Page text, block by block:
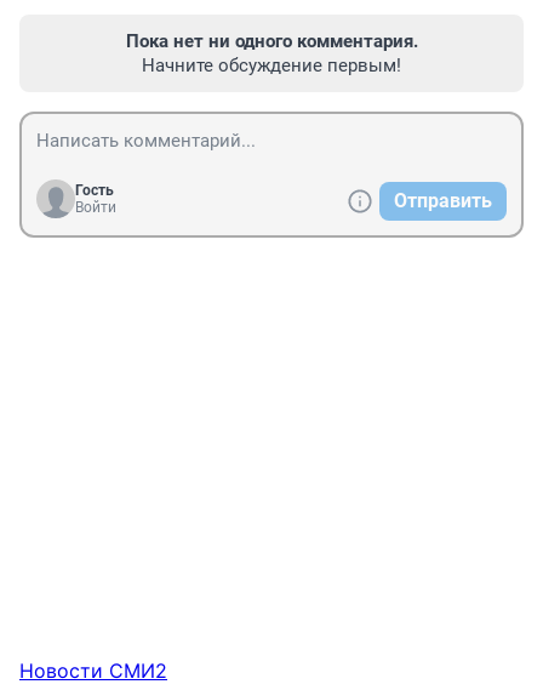
Пока нет ни одного комментария.
Начните обсуждение первым!
Гость
Войти
Отправить
Новости СМИ2